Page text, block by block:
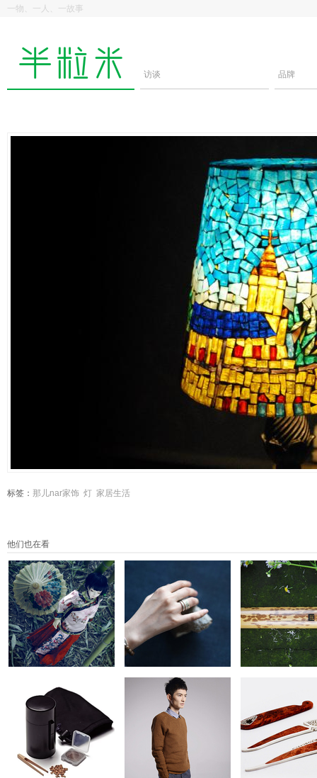
一物、一人、一故事
访谈 品牌
标签： 那儿nar家饰 灯 家居生活
他们也在看